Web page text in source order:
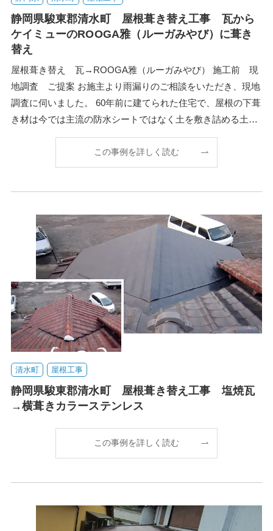
静岡県駿東郡清水町 屋根葺き替え工事 瓦から
ケイミューのROOGA雅（ルーガみやび）に葺き
替え
屋根葺き替え 瓦→ROOGA雅（ルーガみやび） 施工前 現
地調査 ご提案 お施主より雨漏りのご相談をいただき、現地
調査に伺いました。 60年前に建てられた住宅で、屋根の下葺
き材は今では主流の防水シートではなく土を敷き詰める土葺
き工法で施工されていました。雨漏り
この事例を詳しく読む
清水町 屋根工事
静岡県駿東郡清水町 屋根葺き替え工事 塩焼瓦
→横葺きカラーステンレス
この事例を詳しく読む